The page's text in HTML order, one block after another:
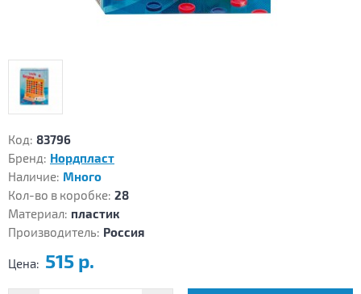
Код: 83796
Бренд: Нордпласт
Наличие: Много
Кол-во в коробке: 28
Материал: пластик
Производитель: Россия
Цена: 515 р.